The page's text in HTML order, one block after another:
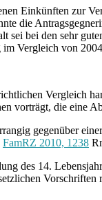
Einkünften zur
die
bei den sehr
im Vergleich von
Vergleich
vorträgt, die eine
gegenüber
FamRZ 2010, 1238
des 14.